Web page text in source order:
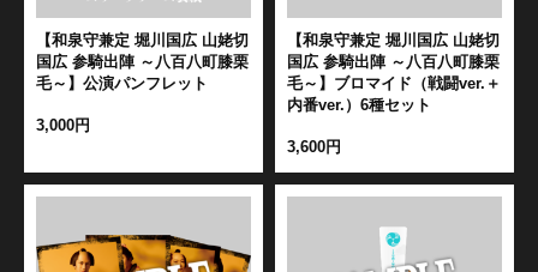
【和泉守兼定 堀川国広 山姥切
国広 参騎出陣 ～八百八町膝栗
毛～】公演パンフレット
3,000円
【和泉守兼定 堀川国広 山姥切
国広 参騎出陣 ～八百八町膝栗
毛～】ブロマイド（戦闘ver.＋
内番ver.）6種セット
3,600円